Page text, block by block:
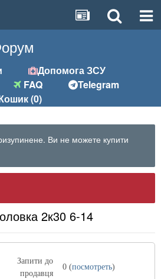
Допомога ЗСУ
FAQ
Telegram
(0)
Ви не можете купити
2к30 6-14
Запити до
продавця
0 (посмотреть)